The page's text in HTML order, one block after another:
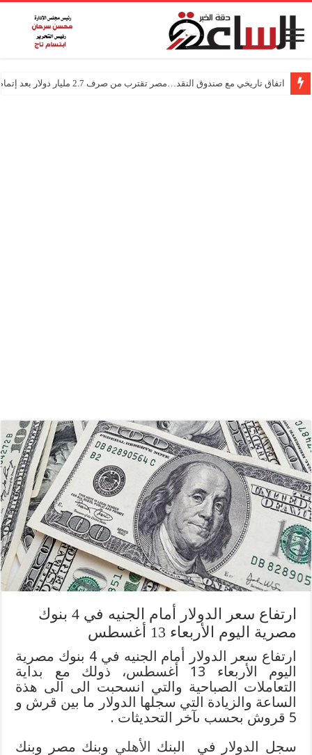
اتفاق تاريخي مع صندوق النقد…مصر تقترب من صرف 2.7 مليار دولار بعد إتمام المراجعتين
ارتفاع سعر الدولار أمام الجنيه في 4 بنوك
مصرية اليوم الأربعاء 13 أغسطس
ارتفاع سعر الدولار أمام الجنيه في 4 بنوك مصرية
اليوم الأربعاء 13 أغسطس، ذولك مع بداية
التعاملات الصباحية والتي انسحبت الى الى هذة
الساعة والزيادة التي سجلها الدولار ما بين قرش و
5 قروش بحسب ىآخر التحديثات .
سجل الدولار في البنك الأهلي وبنك مصر وبنك